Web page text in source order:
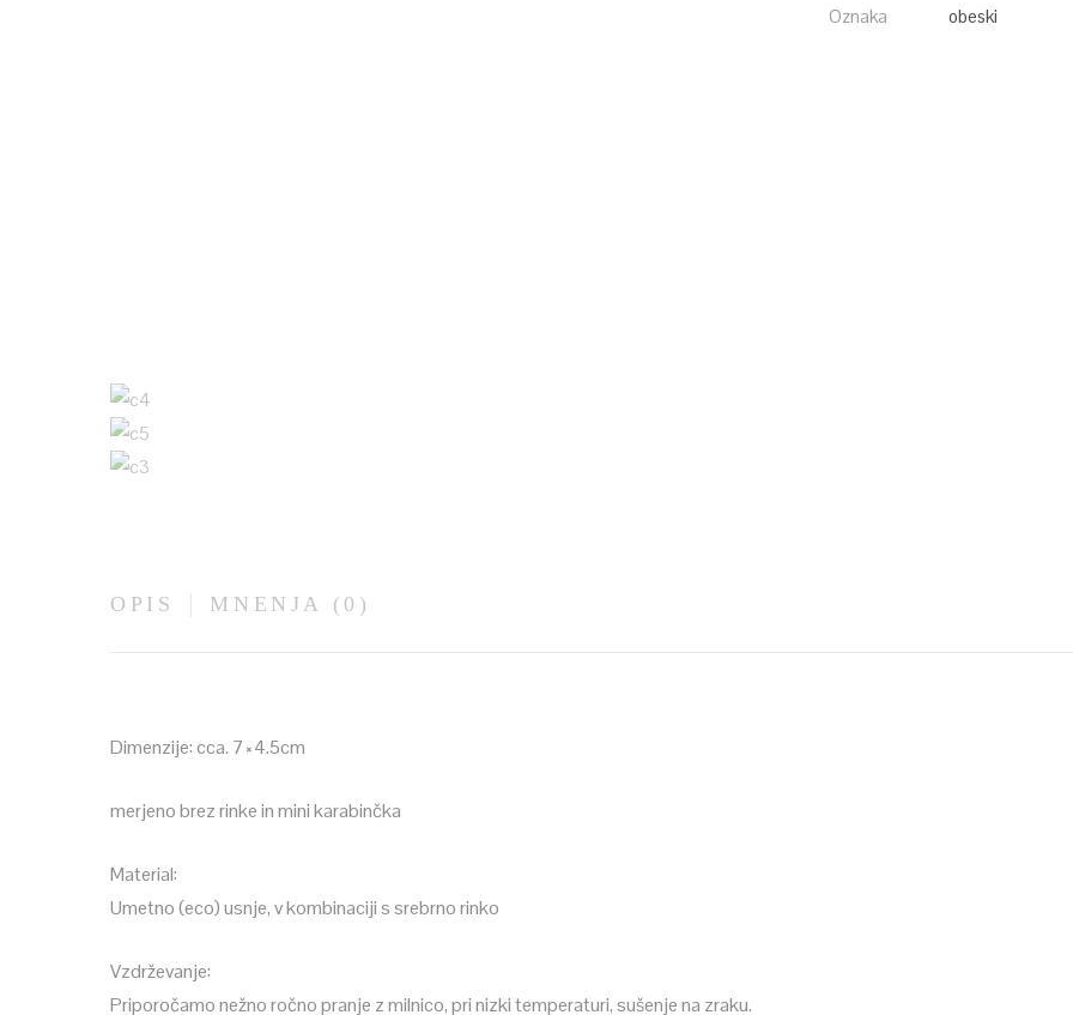
Oznaka obeski
OPIS MNENJA (0)
Dimenzije: cca. 7×4.5cm
merjeno brez rinke in mini karabinčka
Material:
Umetno (eco) usnje, v kombinaciji s srebrno rinko
Vzdrževanje:
Priporočamo nežno ročno pranje z milnico, pri nizki temperaturi, sušenje na zraku.